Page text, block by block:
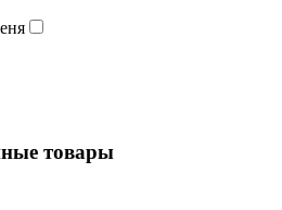
товары